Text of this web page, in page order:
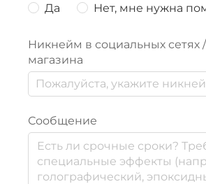
Да Нет, мне нужна
Никнейм в социальных сетях
магазина
Сообщение